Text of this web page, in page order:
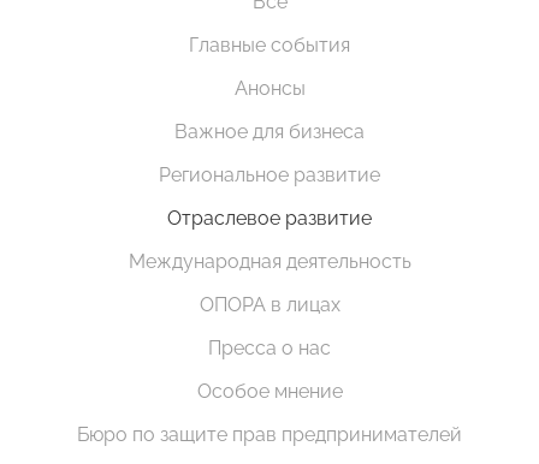
Главные события
Анонсы
Важное для бизнеса
Региональное развитие
Отраслевое развитие
Международная деятельность
ОПОРА в лицах
Пресса о нас
Особое мнение
Бюро по защите прав предпринимателей